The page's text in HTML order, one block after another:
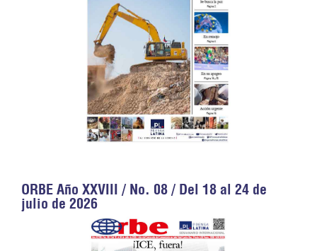
ORBE Año XXVIII / No. 08 / Del 18 al 24 de
julio de 2026